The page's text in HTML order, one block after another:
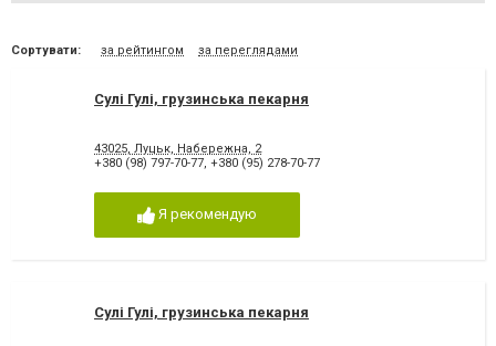
Сортувати: за рейтингом за переглядами
Сулі Гулі, грузинська пекарня
43025, Луцьк, Набережна, 2
+380 (98) 797-70-77, +380 (95) 278-70-77
Я рекомендую
Сулі Гулі, грузинська пекарня